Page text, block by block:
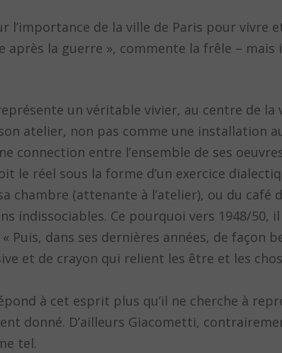
l’importance de la ville de Paris pour vivre
après la guerre », commente la frêle –
un véritable vivier, au centre de
atelier, non pas comme une installation
connection entre l’ensemble de ses
le réel sous la forme d’un exercice
chambre (attenante à l’atelier), ou du café
indissociables. Ce pourquoi vers 1948/
Puis, dans ses dernières années, de façon
et de crayon qui relient les être et les
à cet esprit plus qu’il ne cherche à
donné. D’ailleurs Giacometti,
tel.